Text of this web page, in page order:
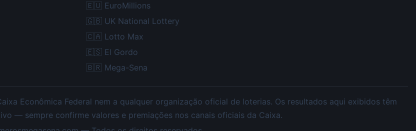
🇪🇺 EuroMillions
🇬🇧 UK National Lottery
🇨🇦 Lotto Max
🇪🇸 El Gordo
🇧🇷 Mega-Sena
Econômica Federal nem a qualquer organização oficial de loterias. Os resultados aqui exibidos têm
— sempre confirme valores e premiações nos canais oficiais da Caixa.